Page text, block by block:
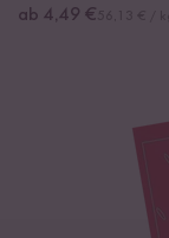
ab 4,49 €